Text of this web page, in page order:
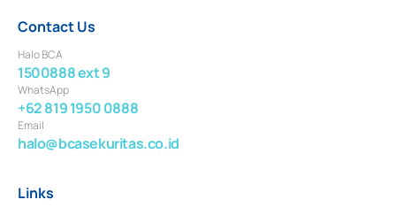
Contact Us
Halo BCA
1500888 ext 9
WhatsApp
+62 819 1950 0888
Email
halo@bcasekuritas.co.id
Links